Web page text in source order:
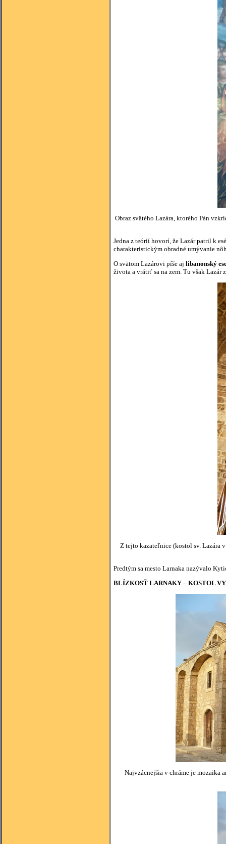
Obraz svätého Lazára, ktorého Pán
Jedna z teórií hovorí, že Lazár patril k
charakteristickým obradné umývanie
O svätom Lazárovi píše aj libanonský
života a vrátiť sa na zem. Tu však
Z tejto kazateľnice (kostol sv. Lazára
Predtým sa mesto Larnaka nazývalo
BLÍZKOSŤ LARNAKY – KOSTOL
Najvzácnejšia v chráme je mozaika